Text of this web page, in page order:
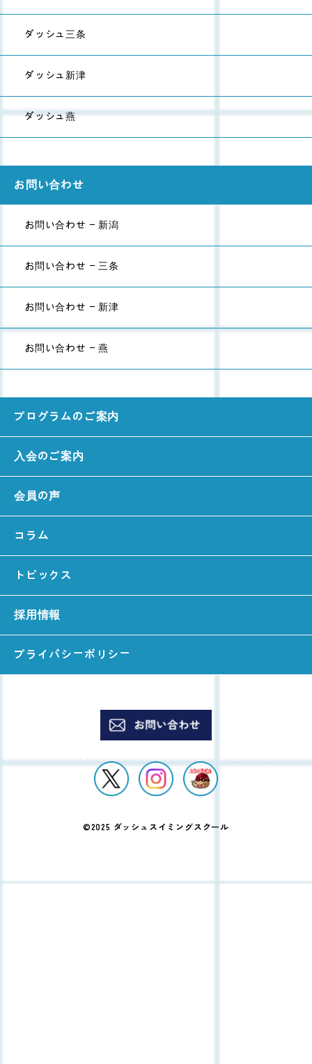
ダッシュ三条
ダッシュ新津
ダッシュ燕
お問い合わせ
お問い合わせ - 新潟
お問い合わせ - 三条
お問い合わせ - 新津
お問い合わせ - 燕
プログラムのご案内
入会のご案内
会員の声
コラム
トピックス
採用情報
プライバシーポリシー
©2025 ダッシュスイミングスクール